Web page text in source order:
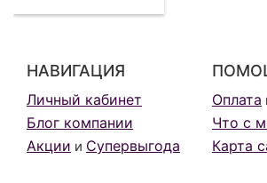
НАВИГАЦИЯ
Личный кабинет
Блог компании
Акции и Супервыгода
Оплата
Что с
Карта